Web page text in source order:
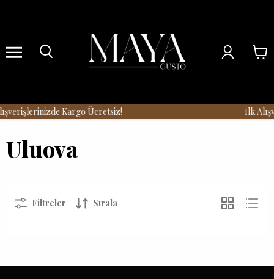
Kargo Ücretsiz! İlk
Uluova
Filtreler Sırala